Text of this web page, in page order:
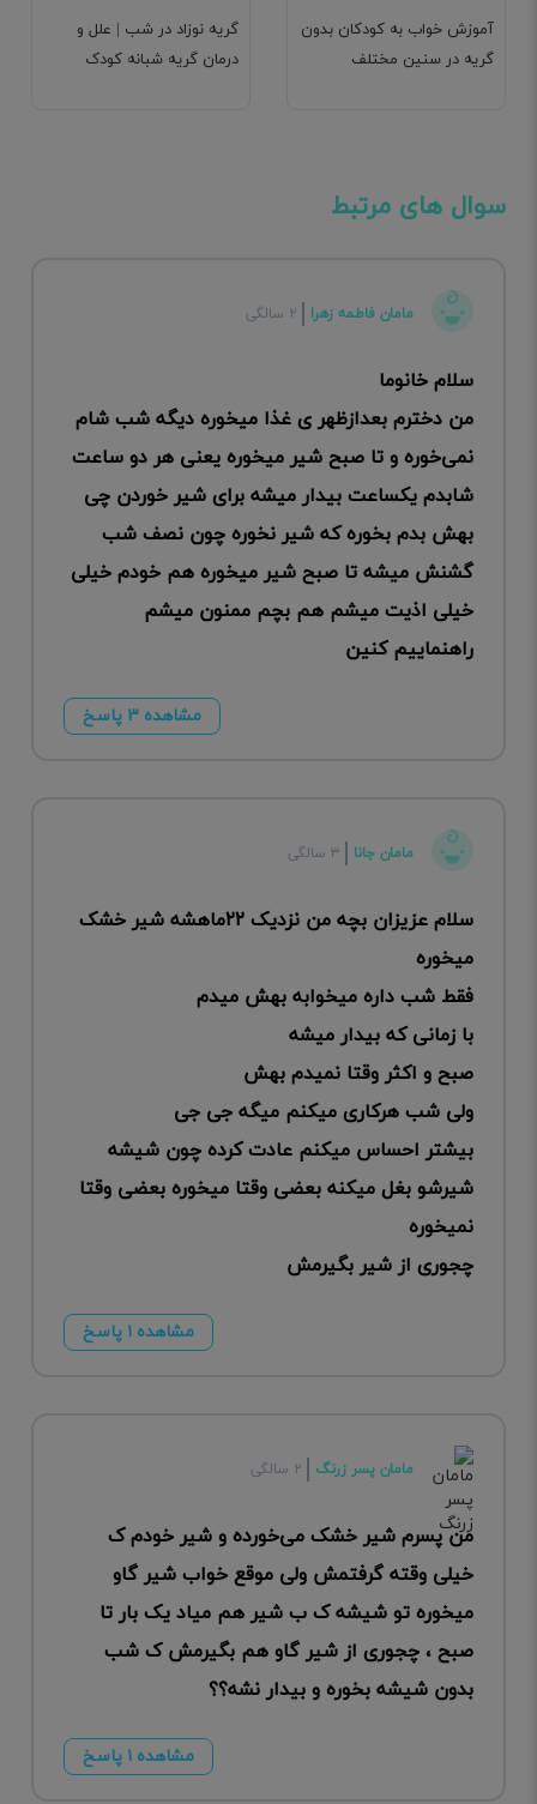
گریه نوزاد در شب | علل و
درمان گریه شبانه کودک
آموزش خواب به کودکان بدون
گریه در سنین مختلف
سوال های مرتبط
مامان فاطمه زهرا ۲ سالگی
سلام خانوما
من دخترم بعدازظهر ی غذا میخوره دیگه شب شام
نمی‌خوره و تا صبح شیر میخوره یعنی هر دو ساعت
شابدم یکساعت بیدار میشه برای شیر خوردن چی
بهش بدم بخوره که شیر نخوره چون نصف شب
گشنش میشه تا صبح شیر میخوره هم خودم خیلی
خیلی اذیت میشم هم بچم ممنون میشم
راهنماییم کنین
مشاهده ۳ پاسخ
مامان جانا ۳ سالگی
سلام عزیزان بچه من نزدیک ۲۲ماهشه شیر خشک
میخوره
فقط شب داره میخوابه بهش میدم
با زمانی که بیدار میشه
صبح و اکثر وقتا نمیدم بهش
ولی شب هرکاری میکنم میگه جی جی
بیشتر احساس میکنم عادت کرده چون شیشه
شیرشو بغل میکنه بعضی وقتا میخوره بعضی وقتا
نمیخوره
چجوری از شیر بگیرمش
مشاهده ۱ پاسخ
مامان پسر زرنگ ۲ سالگی
من پسرم شیر خشک می‌خورده و شیر خودم ک
خیلی وقته گرفتمش ولی موقع خواب شیر گاو
میخوره تو شیشه ک ب شیر هم میاد یک بار تا
صبح ، چجوری از شیر گاو هم بگیرمش ک شب
بدون شیشه بخوره و بیدار نشه؟؟
مشاهده ۱ پاسخ